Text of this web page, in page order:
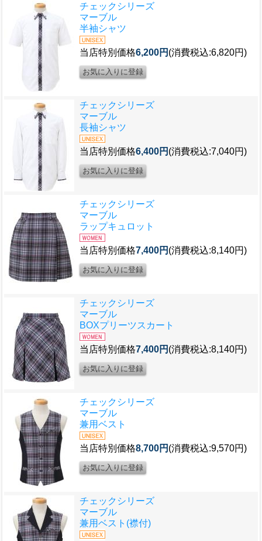
チェックシリーズ
マーブル
半袖シャツ
当店特別価格6,200円 (消費税込:6,820円)
チェックシリーズ
マーブル
長袖シャツ
当店特別価格6,400円 (消費税込:7,040円)
チェックシリーズ
マーブル
ラップキュロット
当店特別価格7,400円 (消費税込:8,140円)
チェックシリーズ
マーブル
BOXプリーツスカート
当店特別価格7,400円 (消費税込:8,140円)
チェックシリーズ
マーブル
兼用ベスト
当店特別価格8,700円 (消費税込:9,570円)
チェックシリーズ
マーブル
兼用ベスト(襟付)